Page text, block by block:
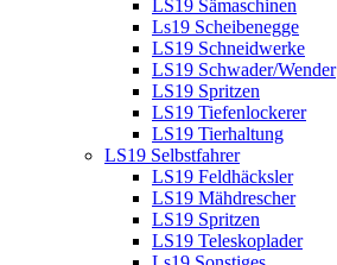
LS19 Sämaschinen
Ls19 Scheibenegge
LS19 Schneidwerke
LS19 Schwader/Wender
LS19 Spritzen
LS19 Tiefenlockerer
LS19 Tierhaltung
LS19 Selbstfahrer
LS19 Feldhäcksler
LS19 Mähdrescher
LS19 Spritzen
LS19 Teleskoplader